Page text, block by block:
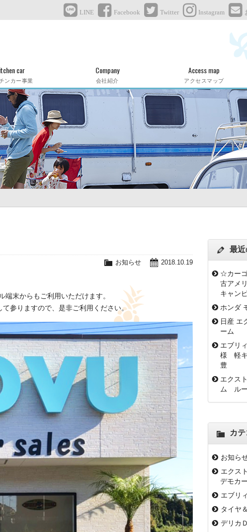
LINE Facebook Twitter Instagram
car
ンカー事業
Company
会社紹介
Access map
アクセスマップ
2018.10.19
お知らせ
末からもご利用いただけます。
参りますので、是非ご利用ください。
最
☆カー
古アメ
キャン
ホンダ
日産 エ
ーム
エブリ
様 軽キ
豊
エクス
ム ル
カ
お知ら
エクス
デモカー
エブリィ
タイヤ
デリカ